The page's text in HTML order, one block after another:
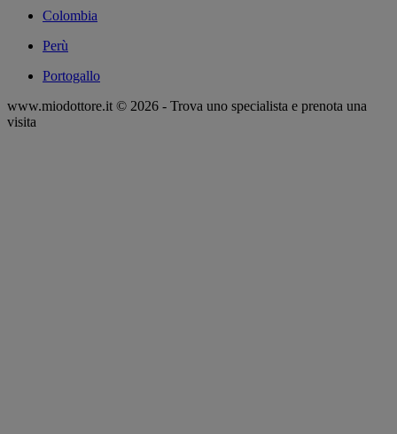
Colombia
Perù
Portogallo
www.miodottore.it © 2026 - Trova uno specialista e prenota una
visita